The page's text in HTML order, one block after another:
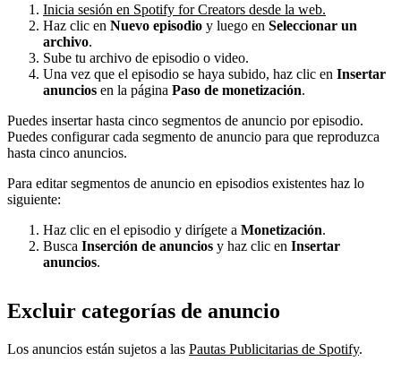
Inicia sesión en Spotify for Creators desde la web.
Haz clic en Nuevo episodio y luego en Seleccionar un
archivo.
Sube tu archivo de episodio o video.
Una vez que el episodio se haya subido, haz clic en Insertar
anuncios en la página Paso de monetización.
Puedes insertar hasta cinco segmentos de anuncio por episodio.
Puedes configurar cada segmento de anuncio para que reproduzca
hasta cinco anuncios.
Para editar segmentos de anuncio en episodios existentes haz lo
siguiente:
Haz clic en el episodio y dirígete a Monetización.
Busca Inserción de anuncios y haz clic en Insertar
anuncios.
Excluir categorías de anuncio
Los anuncios están sujetos a las Pautas Publicitarias de Spotify.